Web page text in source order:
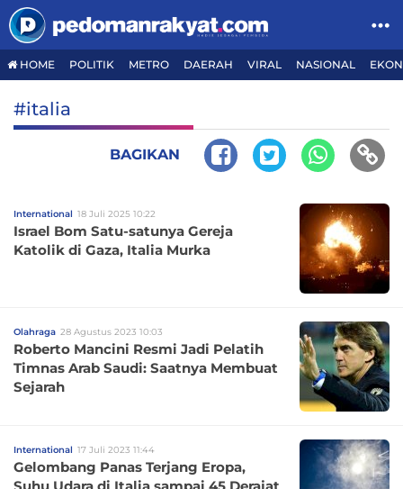
HOME POLITIK METRO DAERAH VIRAL NASIONAL
#italia
BAGIKAN
International 18 Juli 2025 10:22
Israel Bom Satu-satunya Gereja
Katolik di Gaza, Italia Murka
Olahraga 28 Agustus 2023 10:03
Roberto Mancini Resmi Jadi Pelatih
Timnas Arab Saudi: Saatnya Membuat
Sejarah
International 17 Juli 2023 11:44
Gelombang Panas Terjang Eropa,